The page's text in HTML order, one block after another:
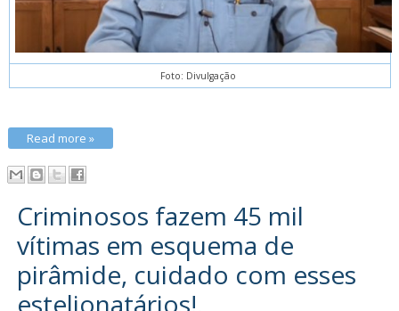
Foto: Divulgação
Read more »
Criminosos fazem 45 mil
vítimas em esquema de
pirâmide, cuidado com esses
estelionatários!.